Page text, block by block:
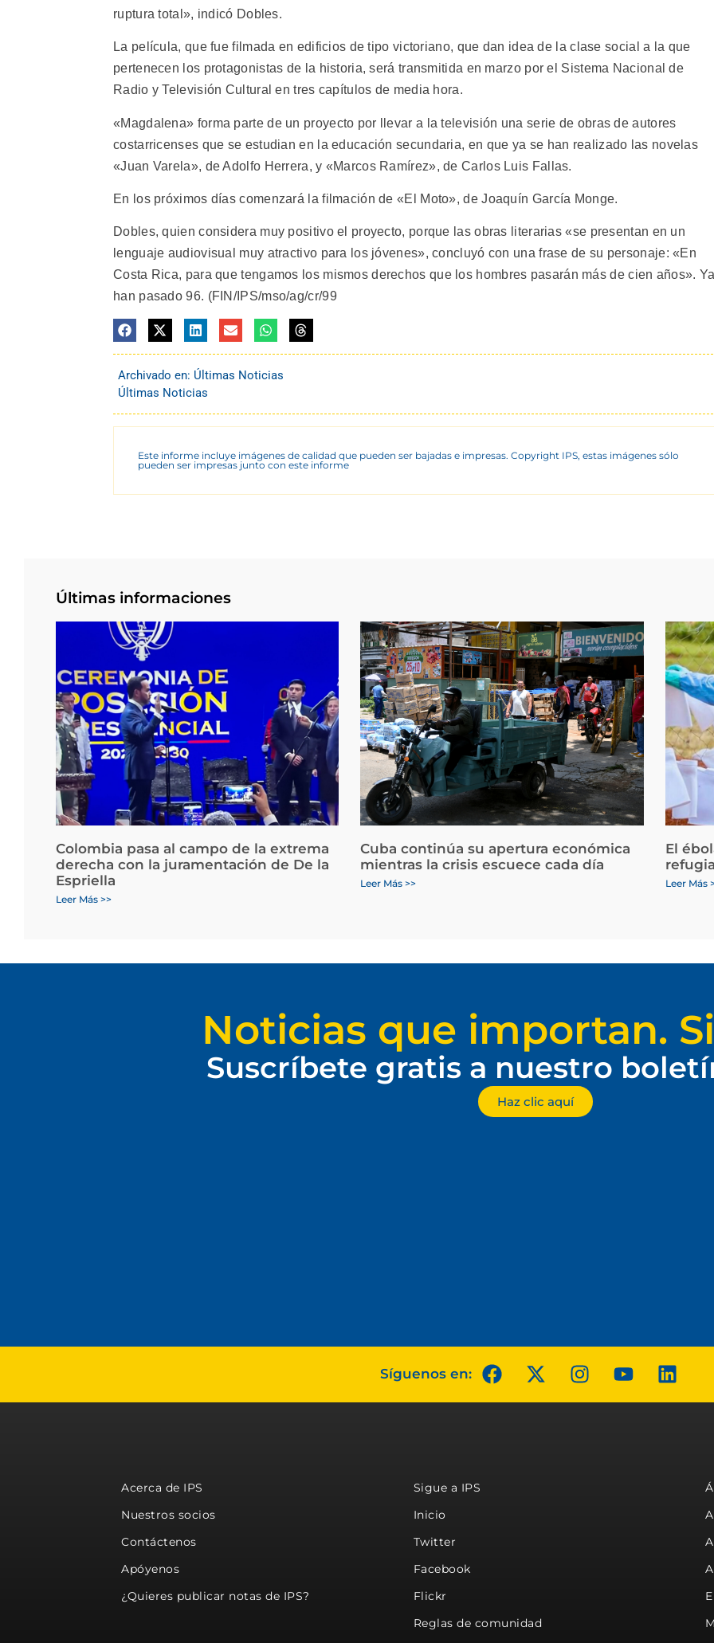
ruptura total», indicó Dobles.
La película, que fue filmada en edificios de tipo victoriano, que dan idea de la clase social a la que
pertenecen los protagonistas de la historia, será transmitida en marzo por el Sistema Nacional de
Radio y Televisión Cultural en tres capítulos de media hora.
«Magdalena» forma parte de un proyecto por llevar a la televisión una serie de obras de autores
costarricenses que se estudian en la educación secundaria, en que ya se han realizado las novelas
«Juan Varela», de Adolfo Herrera, y «Marcos Ramírez», de Carlos Luis Fallas.
En los próximos días comenzará la filmación de «El Moto», de Joaquín García Monge.
Dobles, quien considera muy positivo el proyecto, porque las obras literarias «se presentan en un
lenguaje audiovisual muy atractivo para los jóvenes», concluyó con una frase de su personaje: «En
Costa Rica, para que tengamos los mismos derechos que los hombres pasarán más de cien años».
han pasado 96. (FIN/IPS/mso/ag/cr/99
Archivado en: Últimas Noticias
Últimas Noticias
Este informe incluye imágenes de calidad que pueden ser bajadas e impresas. Copyright IPS, estas imágenes sólo
pueden ser impresas junto con este informe
Últimas informaciones
Colombia pasa al campo de la extrema
derecha con la juramentación de De la
Espriella
Leer Más >>
Cuba continúa su apertura económica
mientras la crisis escuece cada día
Leer Más >>
El
Leer Más
Noticias que importan.
Suscríbete gratis a nuestro
Haz clic aquí
Síguenos en:
Acerca de IPS
Nuestros socios
Contáctenos
Apóyenos
¿Quieres publicar notas de IPS?
Sigue a IPS
Inicio
Twitter
Facebook
Flickr
Reglas de comunidad